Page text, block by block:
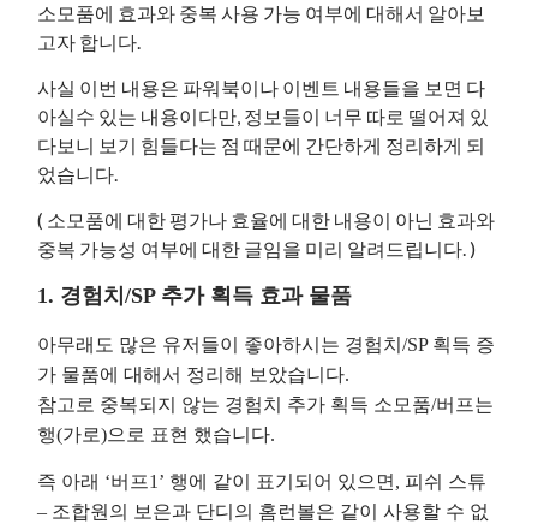
소모품에 효과와 중복 사용 가능 여부에 대해서 알아보
고자 합니다.
사실 이번 내용은 파워북이나 이벤트 내용들을 보면 다
아실수 있는 내용이다만, 정보들이 너무 따로 떨어져 있
다보니 보기 힘들다는 점 때문에 간단하게 정리하게 되
었습니다.
( 소모품에 대한 평가나 효율에 대한 내용이 아닌 효과와
중복 가능성 여부에 대한 글임을 미리 알려드립니다. )
1. 경험치/SP 추가 획득 효과 물품
아무래도 많은 유저들이 좋아하시는 경험치/SP 획득 증
가 물품에 대해서 정리해 보았습니다.
참고로 중복되지 않는 경험치 추가 획득 소모품/버프는
행(가로)으로 표현 했습니다.
즉 아래 ‘버프1’ 행에 같이 표기되어 있으면, 피쉬 스튜
– 조합원의 보은과 단디의 홈런볼은 같이 사용할 수 없